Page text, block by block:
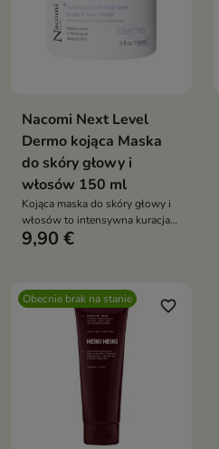
Nacomi Next Level
Dermo kojąca Maska
do skóry głowy i
włosów 150 ml
Kojąca maska do skóry głowy i
włosów to intensywna kuracja
wzmacniająca cebulki,
oraz zwiększa objętość i gęstość
9,90 €
Obecnie brak na stanie favorite_border